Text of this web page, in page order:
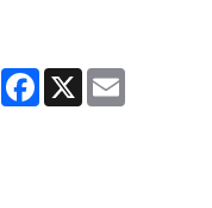
PartagerFacebook
X